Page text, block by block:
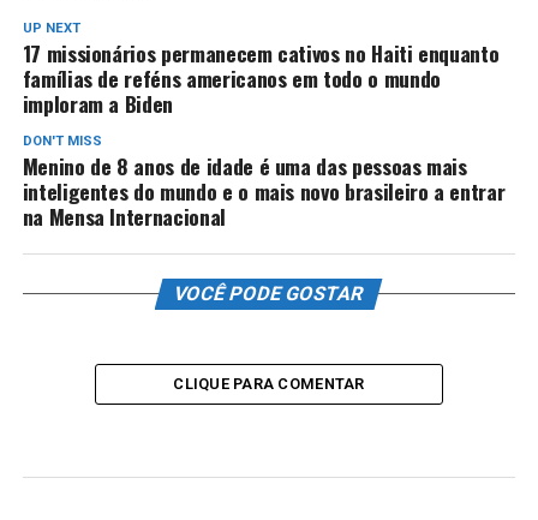
UP NEXT
17 missionários permanecem cativos no Haiti enquanto
famílias de reféns americanos em todo o mundo
imploram a Biden
DON'T MISS
Menino de 8 anos de idade é uma das pessoas mais
inteligentes do mundo e o mais novo brasileiro a entrar
na Mensa Internacional
VOCÊ PODE GOSTAR
CLIQUE PARA COMENTAR